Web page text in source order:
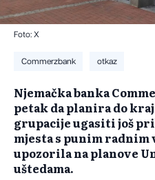
Foto: X
Commerzbank otkaz
Njemačka banka
petak da planira do
grupacije ugasiti još
mjesta s punim radnim
upozorila na planove
uštedama.